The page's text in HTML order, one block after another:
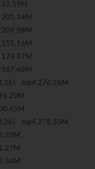
）.mp4 276.26M
）.mp4 278.55M